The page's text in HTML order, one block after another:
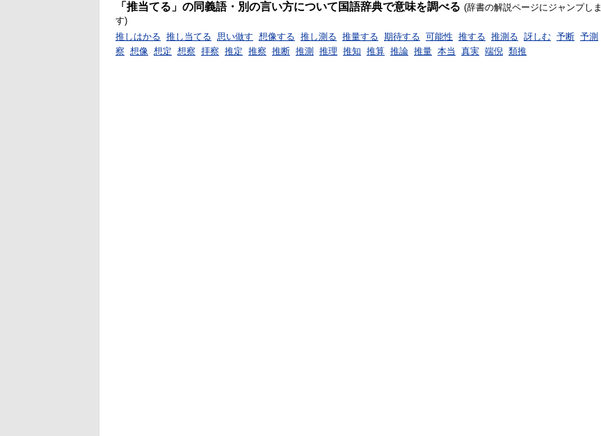
「推当てる」の同義語・別の言い方について国語辞典で意味を調べる (辞書の解説ページにジャンプしま
す)
推しはかる 推し当てる 思い做す 想像する 推し測る 推量する 期待する 可能性 推する 推測る 訝しむ 予断 予測
察 想像 想定 想察 拝察 推定 推察 推断 推測 推理 推知 推算 推論 推量 本当 真実 端倪 類推